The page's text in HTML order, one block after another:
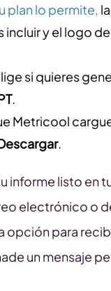
plan lo permite,
incluir y el logo
si quieres
.
Metricool
.
informe listo en
electrónico o
opción para
un mensaje